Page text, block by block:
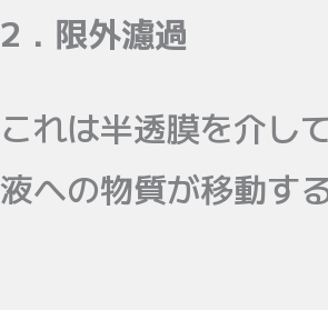
2．限外濾過
これは半透膜を介し
液への物質が移動す